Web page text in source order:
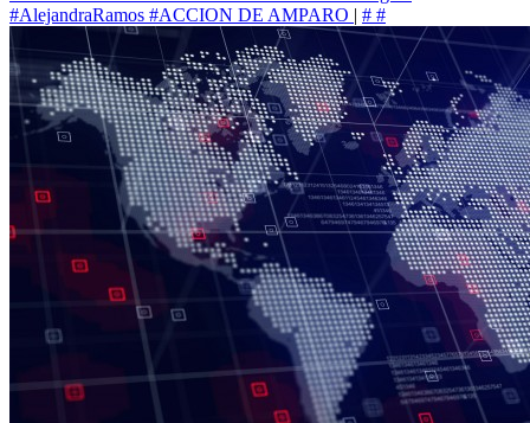
#AlejandraRamos #ACCION DE AMPARO | # #